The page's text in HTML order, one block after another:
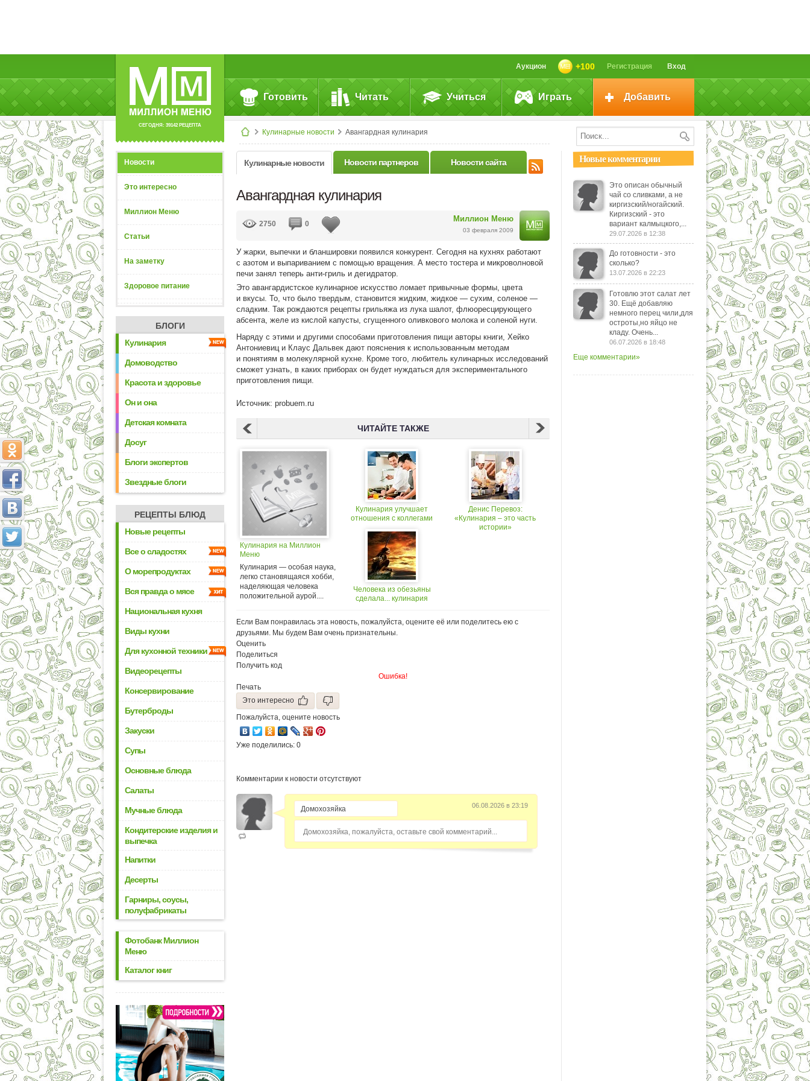
СЕГОДНЯ: 39142 РЕЦЕПТА
Вход
Регистрация
+100
Аукцион
Готовить Читать Учиться Играть Добавить
Кулинарные новости Авангардная кулинария
Новости
Это интересно
Миллион Меню
Статьи
На заметку
Здоровое питание
БЛОГИ
Кулинария
Домоводство
Красота и здоровье
Он и она
Детская комната
Досуг
Блоги экспертов
Звездные блоги
РЕЦЕПТЫ БЛЮД
Новые рецепты
Все о сладостях
О морепродуктах
Вся правда о мясе
Национальная кухня
Виды кухни
Для кухонной техники
Видеорецепты
Консервирование
Бутерброды
Закуски
Супы
Основные блюда
Салаты
Мучные блюда
Кондитерские изделия и
выпечка
Напитки
Десерты
Гарниры, соусы,
полуфабрикаты
Фотобанк Миллион
Меню
Каталог книг
Кулинарные новости Новости партнеров Новости сайта
Авангардная кулинария
Миллион Меню
03 февраля 2009
2750 0
У жарки, выпечки и бланшировки появился конкурент. Сегодня на кухнях работают
с азотом и выпариванием с помощью вращения. А место тостера и микроволновой
печи занял теперь анти-гриль и дегидратор.
Это авангардистское кулинарное искусство ломает привычные формы, цвета
и вкусы. То, что было твердым, становится жидким, жидкое — сухим, соленое —
сладким. Так рождаются рецепты грильяжа из лука шалот, флюоресцирующего
абсента, желе из кислой капусты, сгущенного оливкового молока и соленой нуги.
Наряду с этими и другими способами приготовления пищи авторы книги, Хейко
Антониевиц и Клаус Дальвек дают пояснения к использованным методам
и понятиям в молекулярной кухне. Кроме того, любитель кулинарных исследований
сможет узнать, в каких приборах он будет нуждаться для экспериментального
приготовления пищи.
Источник: probuem.ru
ЧИТАЙТЕ ТАКЖЕ
Кулинария на Миллион
Меню
Кулинария — особая наука,
легко становящаяся хобби,
наделяющая человека
положительной аурой....
Кулинария улучшает
отношения с коллегами
Человека из обезьяны
сделала... кулинария
Денис Перевоз:
«Кулинария – это часть
истории»
Если Вам понравилась эта новость, пожалуйста, оцените её или поделитесь ею с
друзьями. Мы будем Вам очень признательны.
Оценить
Поделиться
Получить код
Ошибка!
Печать
Это интересно
Пожалуйста, оцените новость
Уже поделились: 0
Комментарии к новости отсутствуют
06.08.2026 в 23:19
Домохозяйка, пожалуйста, оставьте свой комментарий...
Новые комментарии
Это описан обычный
чай со сливками, а не
киргизский/ногайский.
Киргизский - это
вариант калмыцкого,...
29.07.2026 в 12:38
До готовности - это
сколько?
13.07.2026 в 22:23
Готовлю этот салат лет
30. Ещё добавляю
немного перец чили,для
остроты,но яйцо не
кладу. Очень...
06.07.2026 в 18:48
Еще комментарии»